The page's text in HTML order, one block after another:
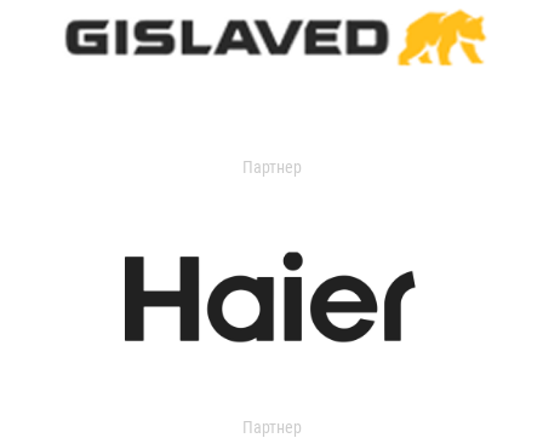
Партнер
Партнер